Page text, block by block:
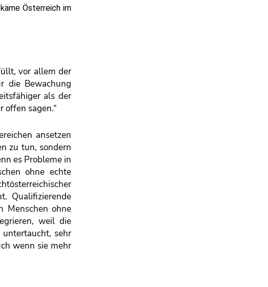
Österreich im
vor allem der
die Bewachung
als der
offen sagen.“
ansetzen
zu tun, sondern
es Probleme in
ohne echte
Qualifizierende
Menschen ohne
weil die
untertaucht, sehr
wenn sie mehr